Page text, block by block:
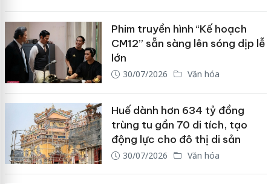
Phim truyền hình “Kế hoạch
CM12” sẵn sàng lên sóng dịp lễ
lớn
30/07/2026 Văn hóa
Huế dành hơn 634 tỷ đồng
trùng tu gần 70 di tích, tạo
động lực cho đô thị di sản
30/07/2026 Văn hóa